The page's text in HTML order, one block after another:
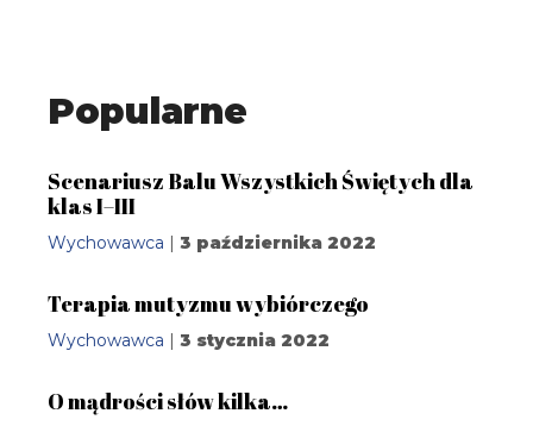
Popularne
Scenariusz Balu Wszystkich Świętych dla
klas I–III
Wychowawca | 3 października 2022
Terapia mutyzmu wybiórczego
Wychowawca | 3 stycznia 2022
O mądrości słów kilka…